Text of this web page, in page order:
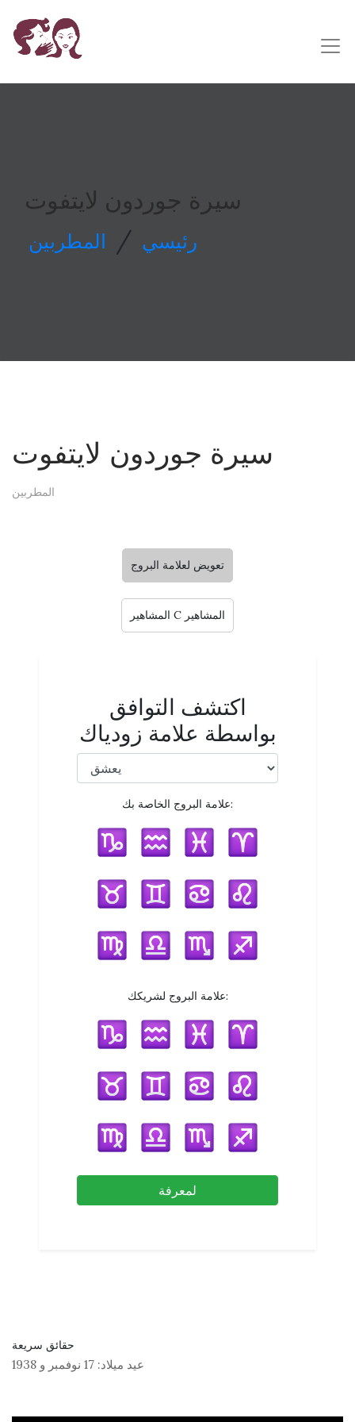
سيرة جوردون لايتفوت
رئيسي / المطربين
سيرة جوردون لايتفوت
المطربين
تعويض لعلامة البروج
المشاهير C المشاهير
اكتشف التوافق
بواسطة علامة زودياك
علامة البروج الخاصة بك:
علامة البروج لشريكك:
لمعرفة
حقائق سريعة
عيد ميلاد: و